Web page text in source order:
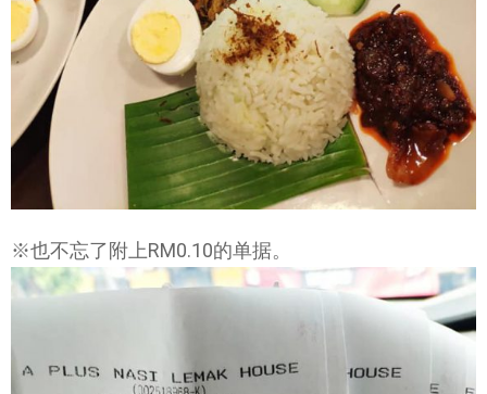
※也不忘了附上RM0.10的单据。